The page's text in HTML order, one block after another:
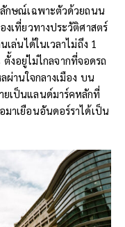
กษณ์เฉพาะตัวด้วยถนน
เที่ยวทางประวัติศาสตร์
ล่นได้ในเวลาไม่ถึง 1
งอยู่ไม่ไกลจากที่จอดรถ
านใจกลางเมือง บน
ยเป็นแลนด์มาร์คหลักที่
มาเยือนอันดอร์ราได้เป็น